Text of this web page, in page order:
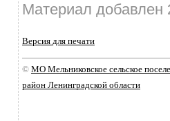
Материал добавлен
Версия для печати
© МО Мельниковское сельское
район Ленинградской области